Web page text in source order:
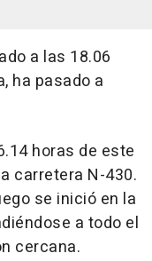
a las 18.06
ha pasado a
horas de este
carretera N-430.
se inició en la
a todo el
cercana.